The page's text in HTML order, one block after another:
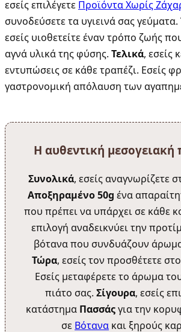
εσείς επιλέγετε Προϊόντα Χωρίς
συνοδεύσετε τα υγιεινά σας γεύματα.
εσείς υιοθετείτε έναν τρόπο ζωής
αγνά υλικά της φύσης. Τελικά, εσείς
εντυπώσεις σε κάθε τραπέζι. Εσείς
γαστρονομική απόλαυση των
Η αυθεντική
Συνολικά, εσείς αναγνωρίζετε
Αποξηραμένο 50g ένα
που πρέπει να υπάρχει σε κάθε
επιλογή αναδεικνύει την
βότανα που συνδυάζουν άρωμα
Τώρα, εσείς τον προσθέτετε
Εσείς μεταφέρετε το άρωμα
πιάτο σας. Σίγουρα, εσείς
κατάστημα Πασσάςγια την
σε Βότανα και ξηρούς